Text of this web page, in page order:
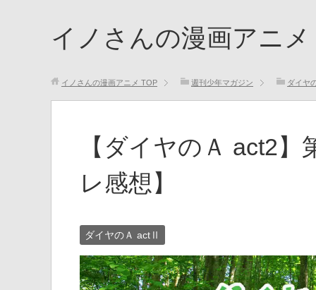
イノさんの漫画アニメ
イノさんの漫画アニメ TOP 週刊少年マガジン ダイヤ
【ダイヤのＡ act2
レ感想】
ダイヤのＡ actⅡ